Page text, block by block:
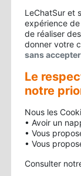
pourrez
meilleurs
Quels
fournir
carte
Une fois la
auto
attestation
LeChatSur et
expérience
de réaliser
donner votre
sans accepter
Le
notre
Nous les
• Avoir un
• Vous
• Vous
Consulter